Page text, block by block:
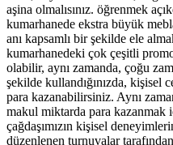
aşina olmalısınız. öğrenmek
kumarhanede ekstra büyük
anı kapsamlı bir şekilde ele
kumarhanedeki çok çeşitli
olabilir, aynı zamanda, çoğu
şekilde kullandığınızda, kişisel
para kazanabilirsiniz. Aynı
makul miktarda para kazanmak
çağdaşımızın kişisel
düzenlenen turnuvalar